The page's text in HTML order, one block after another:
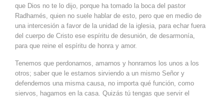
que Dios no te lo dijo, porque ha tomado la boca del pastor
Radhamés, quien no suele hablar de esto, pero que en medio de
una intercesión a favor de la unidad de la iglesia, para echar fuera
del cuerpo de Cristo ese espíritu de desunión, de desarmonía,
para que reine el espíritu de honra y amor.
Tenemos que perdonarnos, amarnos y honrarnos los unos a los
otros; saber que le estamos sirviendo a un mismo Señor y
defendemos una misma causa, no importa qué función, como
siervos, hagamos en la casa. Quizás tú tengas que servir el